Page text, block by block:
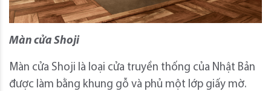
Màn cửa Shoji
Màn cửa Shoji là loại cửa truyền thống của Nhật Bản
được làm bằng khung gỗ và phủ một lớp giấy mờ.